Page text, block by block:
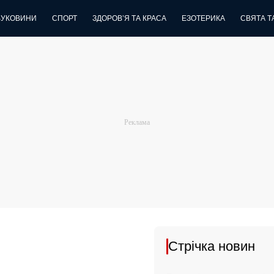
СПОРТ ЗДОРОВ’Я ТА КРАСА ЕЗОТЕРИКА СВЯТА
Стрічка новин